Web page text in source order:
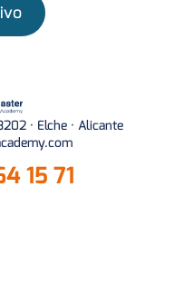
· Elche · Alicante
15 71